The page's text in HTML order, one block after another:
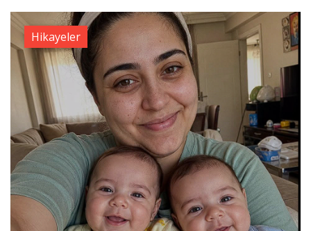
Hikayeler